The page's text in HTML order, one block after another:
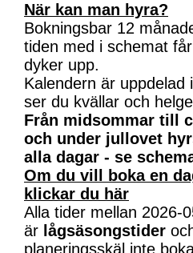
När kan man hyra?
Bokningsbar 12
tiden med i schemat
dyker upp.
Kalendern är uppdelad
ser du kvällar och
Från midsommar till
och under jullovet
alla dagar - se
Om du vill boka en
klickar du här
Alla tider mellan 2026-
är lågsäsongstider
planeringsskäl inte